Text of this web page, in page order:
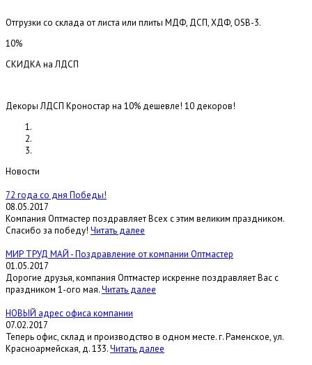
Отгрузки со склада от листа или плиты МДФ, ДСП, ХДФ, OSB-3.
10%
СКИДКА на ЛДСП
Декоры ЛДСП Кроностар на 10% дешевле! 10 декоров!
Новости
72 года со дня Победы!
08.05.2017
Компания Оптмастер поздравляет Всех с этим великим праздником.
Спасибо за победу! Читать далее
МИР ТРУД МАЙ - Поздравление от компании Оптмастер
01.05.2017
Дорогие друзья, компания Оптмастер искренне поздравляет Вас с
праздником 1-ого мая.Читать далее
НОВЫЙ адрес офиса компании
07.02.2017
Теперь офис, склад и производство в одном месте. г. Раменское, ул.
Красноармейская, д. 133.Читать далее